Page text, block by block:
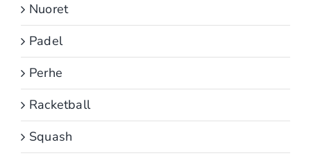
Nuoret
Padel
Perhe
Racketball
Squash